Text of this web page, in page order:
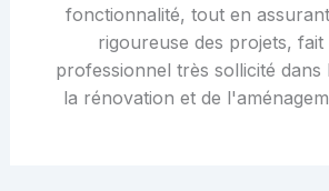
fonctionnalité, tout en
rigoureuse des projets, fait
professionnel très sollicité dans
la rénovation et de